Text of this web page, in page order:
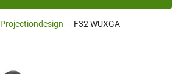
Projectiondesign - F32 WUXGA